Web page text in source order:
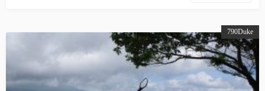
790Duke